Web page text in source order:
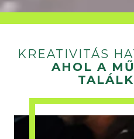
KREATIVITÁS
AHOL A